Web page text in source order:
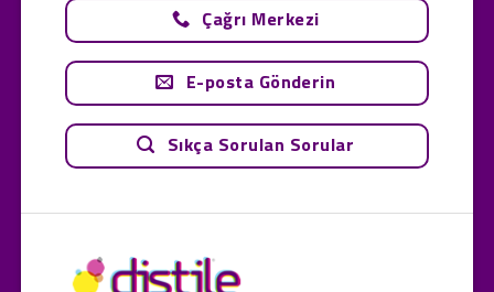
Çağrı Merkezi
E-posta Gönderin
Sıkça Sorulan Sorular